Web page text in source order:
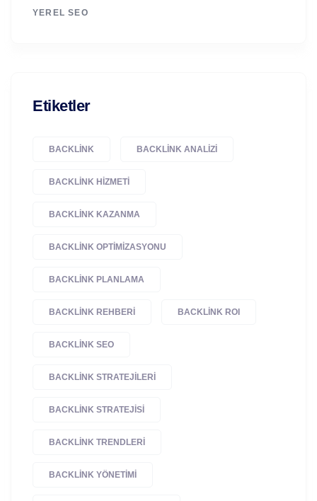
YEREL SEO
Etiketler
BACKLINK BACKLINK ANALIZI
BACKLINK HIZMETI
BACKLINK KAZANMA
BACKLINK OPTIMIZASYONU
BACKLINK PLANLAMA
BACKLINK REHBERI BACKLINK ROI
BACKLINK SEO
BACKLINK STRATEJILERI
BACKLINK STRATEJISI
BACKLINK TRENDLERI
BACKLINK YÖNETIMI